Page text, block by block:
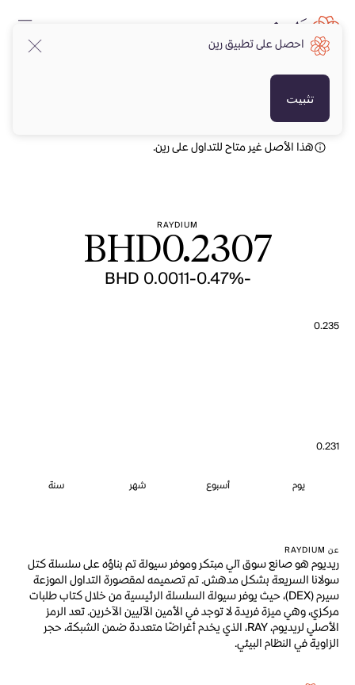
هذا الأصل غير متاح للتداول على رين.
RAYDIUM
BHD0.2307
-0.47%
-BHD 0.0011
0.235
0.231
يوم أسبوع شهر سنة
عن RAYDIUM
ريديوم هو صانع سوق آلي مبتكر وموفر سيولة تم بناؤه على سلسلة كتل
سولانا السريعة بشكل مدهش. تم تصميمه لمقصورة التداول الموزعة
سيرم (DEX)، حيث يوفر سيولة السلسلة الرئيسية من خلال كتاب طلبات
مركزي، وهي ميزة فريدة لا توجد في الأمين الآليين الآخرين. تعد الرمز
الأصلي لريديوم، RAY، الذي يخدم أغراضًا متعددة ضمن الشبكة، حجر
الزاوية في النظام البيئي.
احصل على تطبيق رين
تثبيت